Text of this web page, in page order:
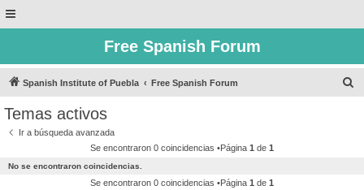
Free Spanish Forum
Spanish Institute of Puebla Free Spanish Forum
Temas activos
Ir a búsqueda avanzada
Se encontraron 0 coincidencias •Página 1 de 1
No se encontraron coincidencias.
Se encontraron 0 coincidencias •Página 1 de 1